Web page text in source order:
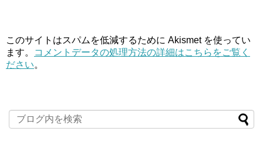
このサイトはスパムを低減するために Akismet を使ってい
ます。
コメントデータの処理方法の詳細はこちらをご覧く
ださい。